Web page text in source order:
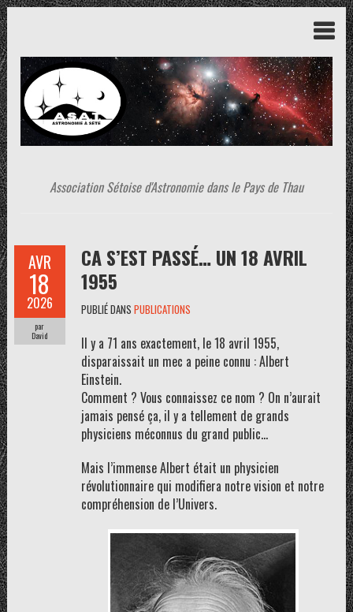
Association Sétoise d'Astronomie dans le Pays de Thau
AVR
18
2026
par
David
CA S’EST PASSÉ… UN 18 AVRIL
1955
PUBLIÉ DANS PUBLICATIONS
Il y a 71 ans exactement, le 18 avril 1955,
disparaissait un mec a peine connu : Albert
Einstein.
Comment ? Vous connaissez ce nom ? On n’aurait
jamais pensé ça, il y a tellement de grands
physiciens méconnus du grand public…
Mais l’immense Albert était un physicien
révolutionnaire qui modifiera notre vision et notre
compréhension de l’Univers.